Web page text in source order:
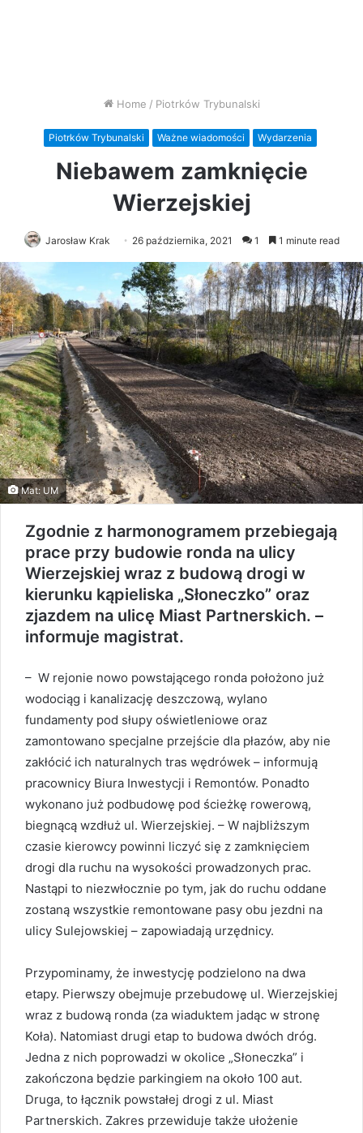
Home / Piotrków Trybunalski
Piotrków Trybunalski Ważne wiadomości Wydarzenia
Niebawem zamknięcie
Wierzejskiej
Jarosław Krak 26 października, 2021 1 1 minute read
Mat: UM
Zgodnie z harmonogramem przebiegają
prace przy budowie ronda na ulicy
Wierzejskiej wraz z budową drogi w
kierunku kąpieliska „Słoneczko” oraz
zjazdem na ulicę Miast Partnerskich. –
informuje magistrat.
– W rejonie nowo powstającego ronda położono już
wodociąg i kanalizację deszczową, wylano
fundamenty pod słupy oświetleniowe oraz
zamontowano specjalne przejście dla płazów, aby nie
zakłócić ich naturalnych tras wędrówek – informują
pracownicy Biura Inwestycji i Remontów. Ponadto
wykonano już podbudowę pod ścieżkę rowerową,
biegnącą wzdłuż ul. Wierzejskiej. – W najbliższym
czasie kierowcy powinni liczyć się z zamknięciem
drogi dla ruchu na wysokości prowadzonych prac.
Nastąpi to niezwłocznie po tym, jak do ruchu oddane
zostaną wszystkie remontowane pasy obu jezdni na
ulicy Sulejowskiej – zapowiadają urzędnicy.
Przypominamy, że inwestycję podzielono na dwa
etapy. Pierwszy obejmuje przebudowę ul. Wierzejskiej
wraz z budową ronda (za wiaduktem jadąc w stronę
Koła). Natomiast drugi etap to budowa dwóch dróg.
Jedna z nich poprowadzi w okolice „Słoneczka” i
zakończona będzie parkingiem na około 100 aut.
Druga, to łącznik powstałej drogi z ul. Miast
Partnerskich. Zakres przewiduje także ułożenie